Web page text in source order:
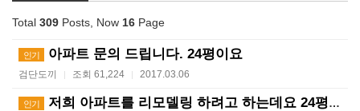
Total 309 Posts, Now 16 Page
인기 아파트 문의 드립니다. 24평이요
검단도끼 | 조회 61,224 | 2017.03.06
인기 저희 아파트를 리모델링 하려고 하는데요 24평 입니다.